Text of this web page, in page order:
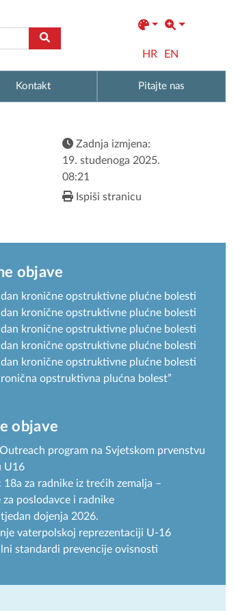
HR EN
Kontakt Pitajte nas
Zadnja izmjena:
19. studenoga 2025.
08:21
Ispiši stranicu
objave
kronične opstruktivne plućne bolesti
kronične opstruktivne plućne bolesti
kronične opstruktivne plućne bolesti
kronične opstruktivne plućne bolesti
kronične opstruktivne plućne bolesti
opstruktivna plućna bolest”
objave
program na Svjetskom prvenstvu
U16
18a za radnike iz trećih zemalja –
poslodavce i radnike
dojenja 2026.
vaterpolskoj reprezentaciji U-16
standardi prevencije ovisnosti